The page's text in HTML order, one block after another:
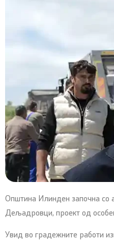
Општина Илинден започна со
Дељадровци, проект од
Увид во градежните работи